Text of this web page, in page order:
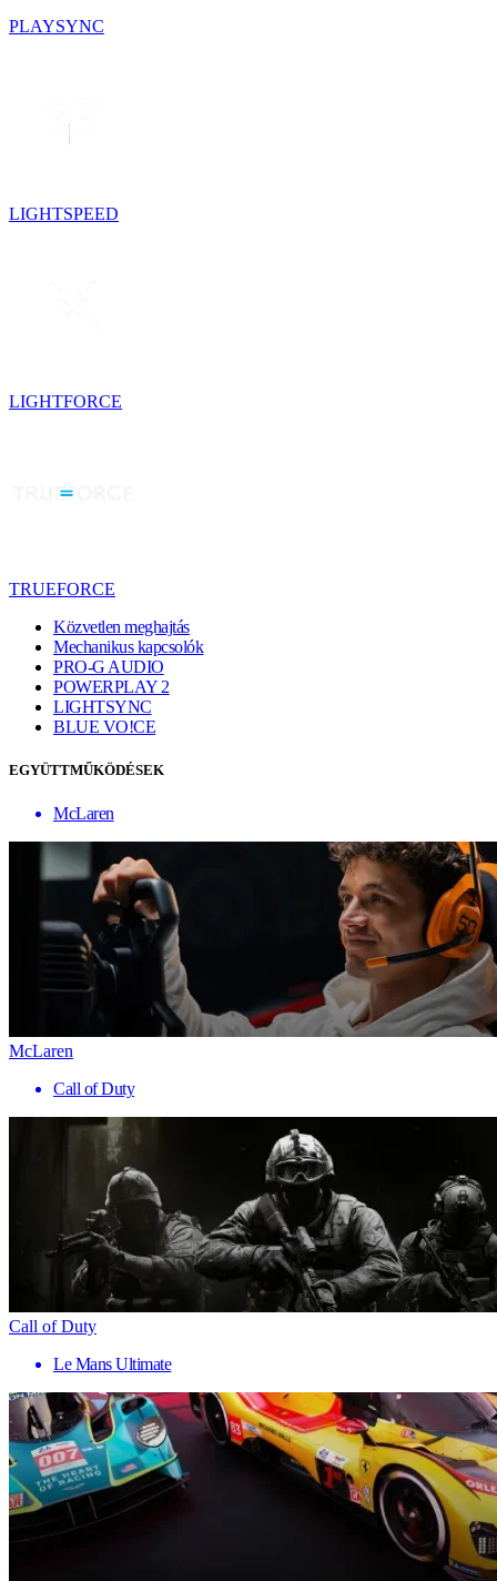
PLAYSYNC
LIGHTSPEED
LIGHTFORCE
TRUEFORCE
Közvetlen meghajtás
Mechanikus kapcsolók
PRO-G AUDIO
POWERPLAY 2
LIGHTSYNC
BLUE VO!CE
EGYÜTTMŰKÖDÉSEK
McLaren
McLaren
Call of Duty
Call of Duty
Le Mans Ultimate